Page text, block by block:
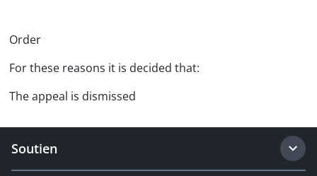
Order
For these reasons it is decided that:
The appeal is dismissed
Soutien